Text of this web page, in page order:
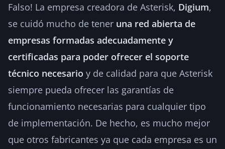
Falso! La empresa creadora de Asterisk, Digium,
se cuidó mucho de tener una red abierta de
empresas formadas adecuadamente y
certificadas para poder ofrecer el soporte
técnico necesario y de calidad para que Asterisk
siempre pueda ofrecer las garantías de
funcionamiento necesarias para cualquier tipo
de implementación. De hecho, es mucho mejor
que otros fabricantes ya que cada empresa es un